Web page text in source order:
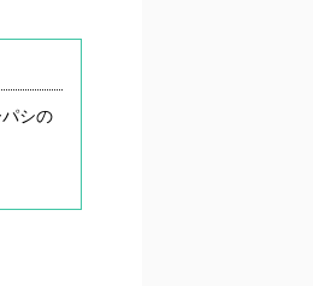
シの